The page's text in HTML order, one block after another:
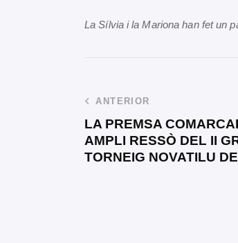
La Sílvia i la Mariona han fet un
ANTERIOR
LA PREMSA
AMPLI RESSÒ DEL II
TORNEIG NOVATILU